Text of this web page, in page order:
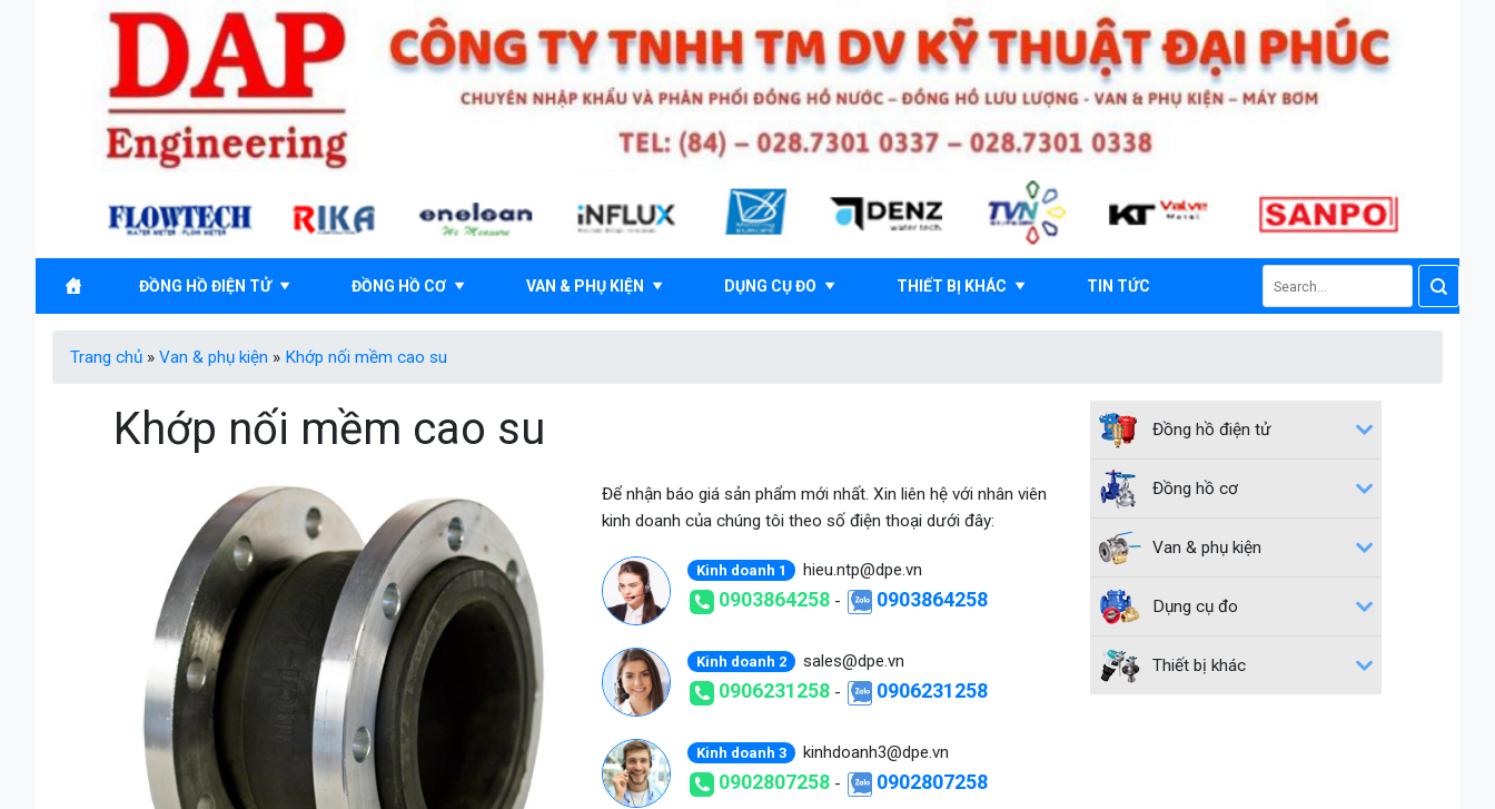
ĐỒNG HỒ ĐIỆN TỬ ĐỒNG HỒ CƠ VAN & PHỤ KIỆN DỤNG CỤ ĐO THIẾT BỊ KHÁC TIN TỨC
for:
Trang chủ » Van & phụ kiện » Khớp nối mềm cao su
Đồng hồ điện tử
Đồng hồ cơ
Van & phụ kiện
Dụng cụ đo
Thiết bị khác
Khớp nối mềm cao su
Để nhận báo giá sản phẩm mới nhất. Xin liên hệ với nhân viên
kinh doanh của chúng tôi theo số điện thoại dưới đây:
Kinh doanh 1 hieu.ntp@dpe.vn
0903864258 - 0903864258
Kinh doanh 2 sales@dpe.vn
0906231258 - 0906231258
Kinh doanh 3 kinhdoanh3@dpe.vn
0902807258 - 0902807258